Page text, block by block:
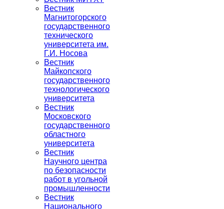
Вестник
Магнитогорского
государственного
технического
университета им.
Г.И. Носова
Вестник
Майкопского
государственного
технологического
университета
Вестник
Московского
государственного
областного
университета
Вестник
Научного центра
по безопасности
работ в угольной
промышленности
Вестник
Национального